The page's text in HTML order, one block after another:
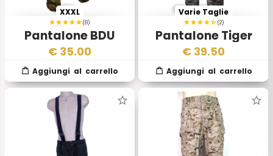
(8)
Pantalone BDU
Swiss Camo 90
XXXL
€ 35.00
(2)
Pantalone Tiger
Stripe
Varie Taglie
€ 39.50